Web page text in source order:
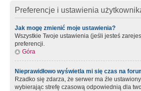
Preferencje i ustawienia
Jak mogę zmienić moje ustawienia?
Wszystkie Twoje ustawienia (jeśli jesteś
preferencji.
Góra
Nieprawidłowo wyświetla mi się czas na
Rzadko się zdarza, że serwer ma źle
wybierając strefę czasową odpowiednią dla